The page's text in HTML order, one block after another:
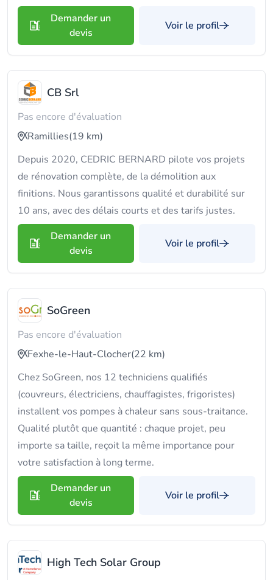
Demander un
devis
Voir le profil
CB Srl
Pas encore d'évaluation
Ramillies(19 km)
Depuis 2020, CEDRIC BERNARD pilote vos projets
de rénovation complète, de la démolition aux
finitions. Nous garantissons qualité et durabilité sur
10 ans, avec des délais courts et des tarifs justes.
Demander un
devis
Voir le profil
SoGreen
Pas encore d'évaluation
Fexhe-le-Haut-Clocher(22 km)
Chez SoGreen, nos 12 techniciens qualifiés
(couvreurs, électriciens, chauffagistes, frigoristes)
installent vos pompes à chaleur sans sous-traitance.
Qualité plutôt que quantité : chaque projet, peu
importe sa taille, reçoit la même importance pour
votre satisfaction à long terme.
Demander un
devis
Voir le profil
High Tech Solar Group